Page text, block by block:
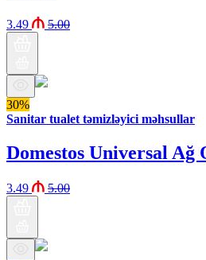
3.49 5.00
30%
Sanitar tualet təmizləyici məhsullar
Domestos Universal Ağ
3.49 5.00